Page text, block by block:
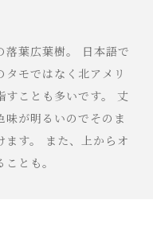
落葉広葉樹。 日本語で
モではなく北アメリ
すことも多いです。 丈
が明るいのでそのま
ます。 また、上からオ
とも。